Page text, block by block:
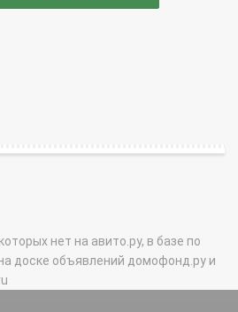
нет на авито.ру, в базе по
доске объявлений домофонд.ру и